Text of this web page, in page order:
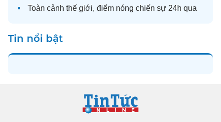
Toàn cảnh thế giới, điểm nóng chiến sự 24h qua
Tin nổi bật